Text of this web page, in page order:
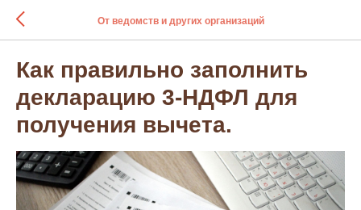
От ведомств и других организаций
Как правильно заполнить
декларацию 3-НДФЛ для
получения вычета.